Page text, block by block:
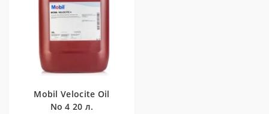
Mobil Velocite Oil
No 4 20 л.